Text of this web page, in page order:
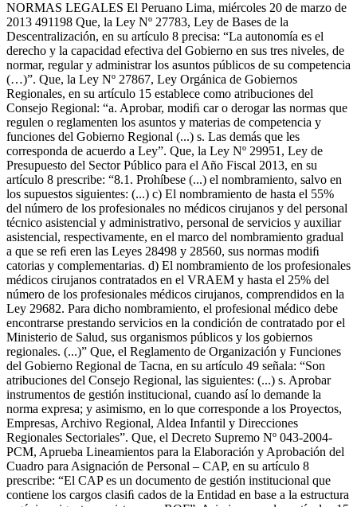
NORMAS LEGALES El Peruano Lima, miércoles 20 de marzo de
2013 491198 Que, la Ley Nº 27783, Ley de Bases de la
Descentralización, en su artículo 8 precisa: “La autonomía es el
derecho y la capacidad efectiva del Gobierno en sus tres niveles, de
normar, regular y administrar los asuntos públicos de su competencia
(…)”. Que, la Ley Nº 27867, Ley Orgánica de Gobiernos
Regionales, en su artículo 15 establece como atribuciones del
Consejo Regional: “a. Aprobar, modiﬁ car o derogar las normas que
regulen o reglamenten los asuntos y materias de competencia y
funciones del Gobierno Regional (...) s. Las demás que les
corresponda de acuerdo a Ley”. Que, la Ley Nº 29951, Ley de
Presupuesto del Sector Público para el Año Fiscal 2013, en su
artículo 8 prescribe: “8.1. Prohíbese (...) el nombramiento, salvo en
los supuestos siguientes: (...) c) El nombramiento de hasta el 55%
del número de los profesionales no médicos cirujanos y del personal
técnico asistencial y administrativo, personal de servicios y auxiliar
asistencial, respectivamente, en el marco del nombramiento gradual
a que se reﬁ eren las Leyes 28498 y 28560, sus normas modiﬁ
catorias y complementarias. d) El nombramiento de los profesionales
médicos cirujanos contratados en el VRAEM y hasta el 25% del
número de los profesionales médicos cirujanos, comprendidos en la
Ley 29682. Para dicho nombramiento, el profesional médico debe
encontrarse prestando servicios en la condición de contratado por el
Ministerio de Salud, sus organismos públicos y los gobiernos
regionales. (...)” Que, el Reglamento de Organización y Funciones
del Gobierno Regional de Tacna, en su artículo 49 señala: “Son
atribuciones del Consejo Regional, las siguientes: (...) s. Aprobar
instrumentos de gestión institucional, cuando así lo demande la
norma expresa; y asimismo, en lo que corresponde a los Proyectos,
Empresas, Archivo Regional, Aldea Infantil y Direcciones
Regionales Sectoriales”. Que, el Decreto Supremo Nº 043-2004-
PCM, Aprueba Lineamientos para la Elaboración y Aprobación del
Cuadro para Asignación de Personal – CAP, en su artículo 8
prescribe: “El CAP es un documento de gestión institucional que
contiene los cargos clasiﬁ cados de la Entidad en base a la estructura